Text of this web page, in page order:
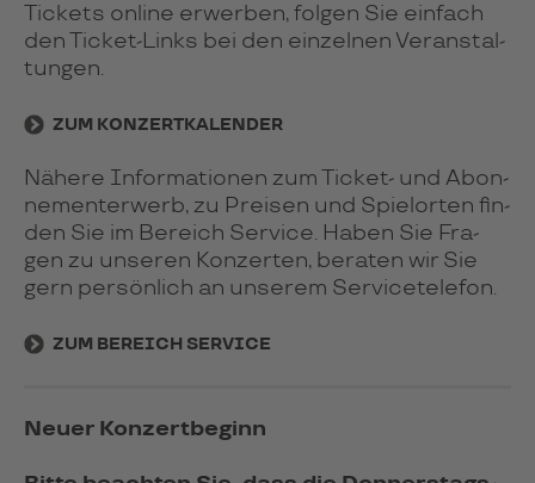
Tickets online erwer­ben, fol­gen Sie ein­fach
den Ticket-Links bei den einze­lnen Ver­an­stal­
tun­gen.
ZUM KONZERTKALENDER
Nähere Infor­ma­tio­nen zum Ticket- und Abon­
ne­ment­er­werb, zu Prei­sen und Spiel­or­ten fin­
den Sie im Bereich Ser­vice. Haben Sie Fra­
gen zu unse­ren Kon­zer­ten, bera­ten wir Sie
gern persön­lich an unse­rem Ser­vice­tele­fon.
ZUM BEREICH SERVICE
Neuer Konzertbeginn